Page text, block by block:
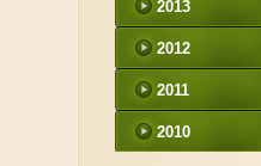
2013
2012
2011
2010